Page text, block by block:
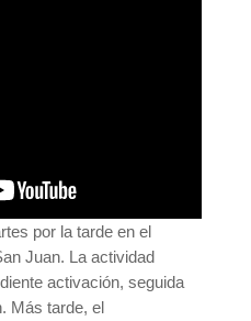
por la tarde en el
Juan. La actividad
activación, seguida
Más tarde, el